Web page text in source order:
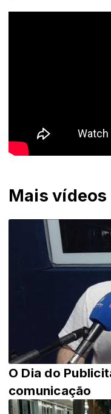
Mais vídeos
O Dia do
comunicação